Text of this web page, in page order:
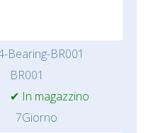
Bearing-BR001
BR001
✔ In magazzino
7Giorno